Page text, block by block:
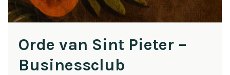
Orde van Sint Pieter –
Businessclub